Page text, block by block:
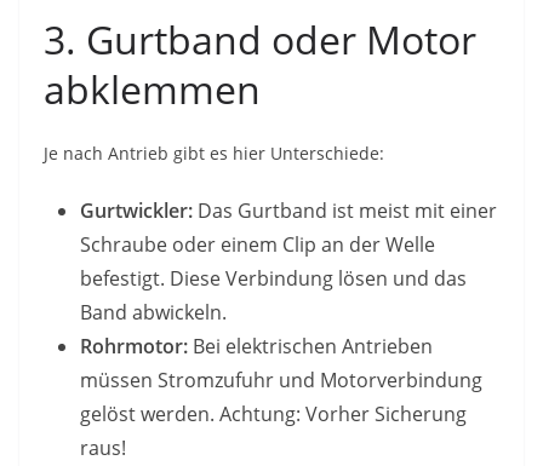
3. Gurtband oder Motor
abklemmen
Je nach Antrieb gibt es hier Unterschiede:
Gurtwickler: Das Gurtband ist meist mit einer
Schraube oder einem Clip an der Welle
befestigt. Diese Verbindung lösen und das
Band abwickeln.
Rohrmotor: Bei elektrischen Antrieben
müssen Stromzufuhr und Motorverbindung
gelöst werden. Achtung: Vorher Sicherung
raus!